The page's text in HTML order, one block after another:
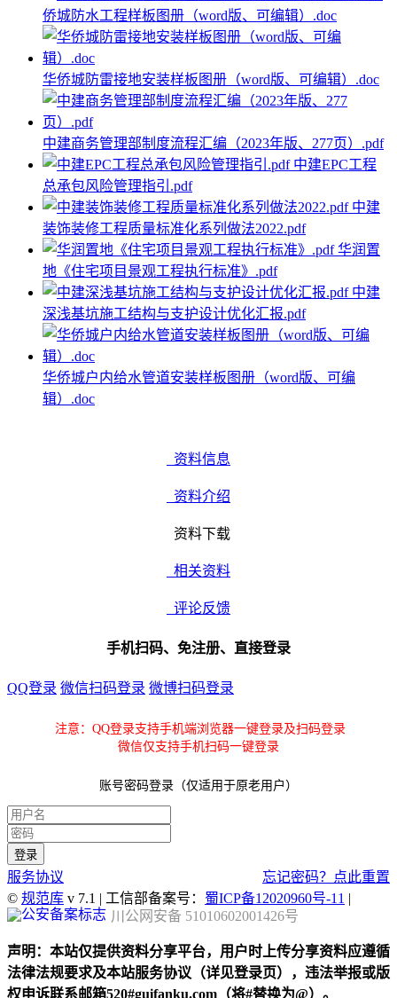
侨城防水工程样板图册（word版、可编辑）.doc
华侨城防雷接地安装样板图册（word版、可编辑）.doc
中建商务管理部制度流程汇编（2023年版、277页）.pdf
中建EPC工程
总承包风险管理指引.pdf
中建
装饰装修工程质量标准化系列做法2022.pdf
华润置
地《住宅项目景观工程执行标准》.pdf
中建
深浅基坑施工结构与支护设计优化汇报.pdf
华侨城户内给水管道安装样板图册（word版、可编
辑）.doc
资料信息
资料介绍
资料下载
相关资料
评论反馈
手机扫码、免注册、直接登录
QQ登录 微信扫码登录 微博扫码登录
注意：QQ登录支持手机端浏览器一键登录及扫码登录
微信仅支持手机扫码一键登录
账号密码登录（仅适用于原老用户）
服务协议
忘记密码？点此重置
© 规范库 v 7.1 | 工信部备案号： 蜀ICP备12020960号-11 |
川公网安备 51010602001426号
声明：本站仅提供资料分享平台，用户时上传分享资料应遵循
法律法规要求及本站服务协议（详见登录页），违法举报或版
权申诉联系邮箱520#guifanku.com（将#替换为@）。